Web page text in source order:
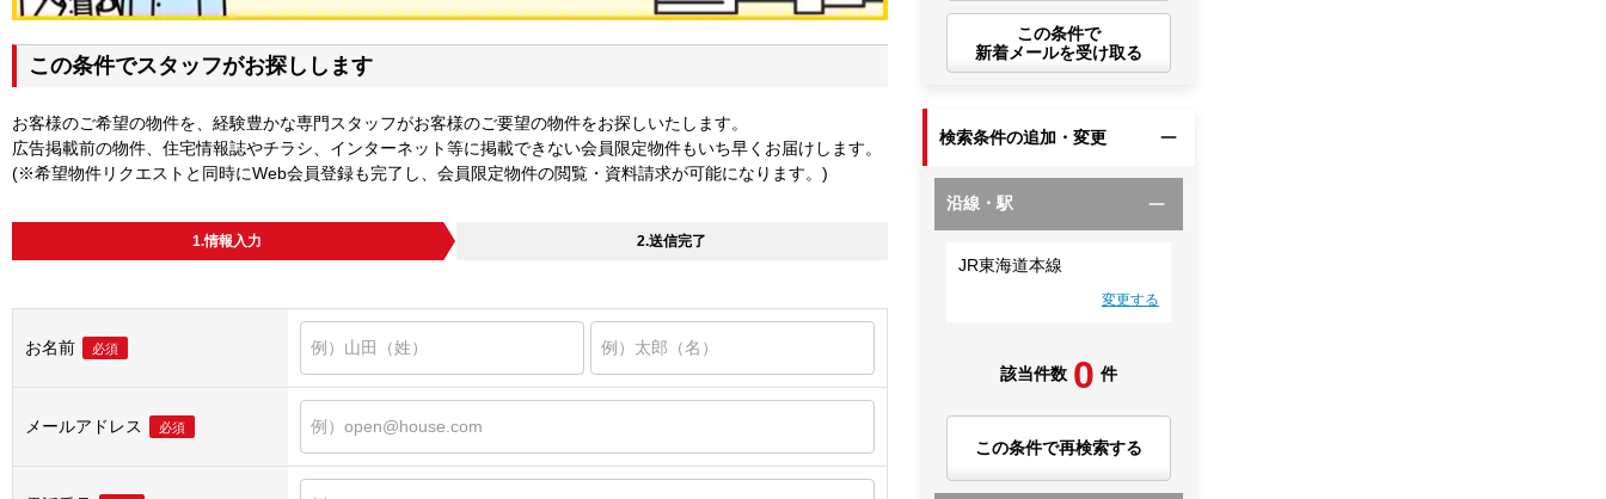
この条件でスタッフがお探しします
お客様のご希望の物件を、経験豊かな専門スタッフがお客様のご要望の物件をお探しいたします。
広告掲載前の物件、住宅情報誌やチラシ、インターネット等に掲載できない会員限定物件もいち早くお届けします。
(※希望物件リクエストと同時にWeb会員登録も完了し、会員限定物件の閲覧・資料請求が可能になります。)
1.情報入力 2.送信完了
お名前 必須
メールアドレス 必須
この条件で
新着メールを受け取る
検索条件の追加・変更
沿線・駅
JR東海道本線
変更する
該当件数 0 件
この条件で再検索する